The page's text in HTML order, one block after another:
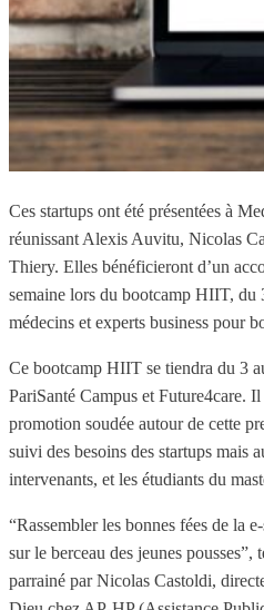
Ces startups ont été présentées à
réunissant Alexis Auvitu, Nicolas
Thiery. Elles bénéficieront d’un
semaine lors du bootcamp HIIT, du
médecins et experts business pour
Ce bootcamp HIIT se tiendra du 3
PariSanté Campus et Future4care.
promotion soudée autour de cette
suivi des besoins des startups mais
intervenants, et les étudiants du
“Rassembler les bonnes fées de la
sur le berceau des jeunes
parrainé par Nicolas Castoldi,